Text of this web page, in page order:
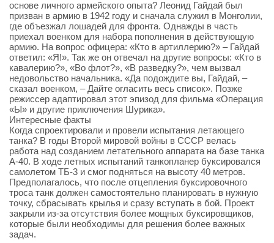
основе личного армейского опыта? Леонид Гайдай был
призван в армию в 1942 году и сначала служил в Монголии,
где объезжал лошадей для фронта. Однажды в часть
приехал военком для набора пополнения в действующую
армию. На вопрос офицера: «Кто в артиллерию?» – Гайдай
ответил: «Я!». Так же он отвечал на другие вопросы: «Кто в
кавалерию?», «Во флот?», «В разведку?», чем вызвал
недовольство начальника. «Да подождите вы, Гайдай, –
сказал военком, – Дайте огласить весь список». Позже
режиссер адаптировал этот эпизод для фильма «Операция
«Ы» и другие приключения Шурика».
Интересные факты
Когда спроектировали и провели испытания летающего
танка? В годы Второй мировой войны в СССР велась
работа над созданием летательного аппарата на базе танка
А-40. В ходе летных испытаний танкопланер буксировался
самолетом ТБ-3 и смог подняться на высоту 40 метров.
Предполагалось, что после отцепления буксировочного
троса танк должен самостоятельно планировать в нужную
точку, сбрасывать крылья и сразу вступать в бой. Проект
закрыли из-за отсутствия более мощных буксировщиков,
которые были необходимы для решения более важных
задач.